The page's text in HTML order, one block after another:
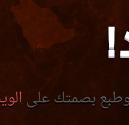
وطبع بصمتك على